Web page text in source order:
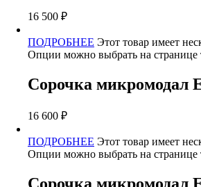
16 500 ₽
ПОДРОБНЕЕ Этот товар имеет
Опции можно выбрать на странице
Сорочка микромодал
16 600 ₽
ПОДРОБНЕЕ Этот товар имеет
Опции можно выбрать на странице
Сорочка микромодал